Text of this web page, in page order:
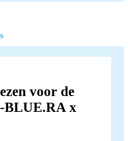
voor de
BLUE.RA x